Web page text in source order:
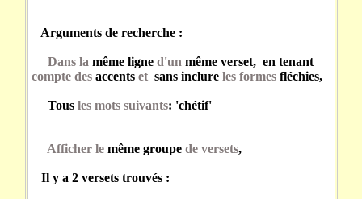
Arguments de recherche :
Dans la même ligne d'un même verset, en tenant
compte des accents et sans inclureles formes fléchies,
Tous les mots suivants: 'chétif'
Afficher le même groupede versets,
Il y a 2 versets trouvés :